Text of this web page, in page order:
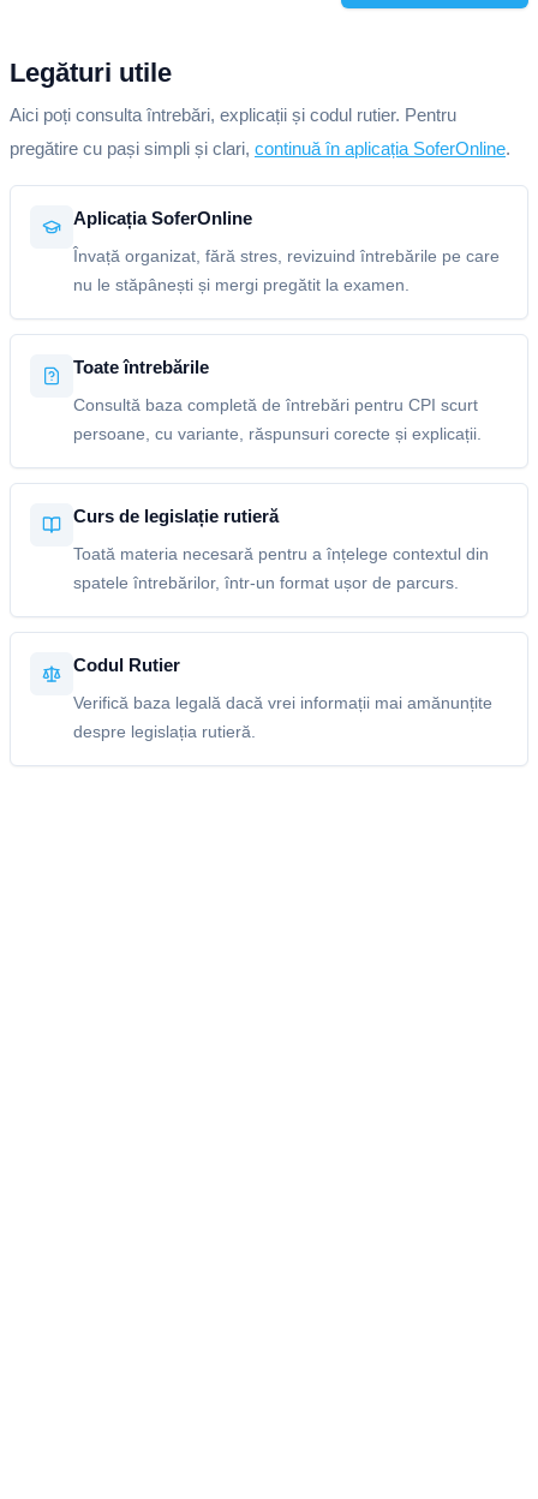
Legături utile
Aici poți consulta întrebări, explicații și codul rutier. Pentru
pregătire cu pași simpli și clari, continuă în aplicația SoferOnline.
Aplicația SoferOnline
Învață organizat, fără stres, revizuind întrebările pe care
nu le stăpânești și mergi pregătit la examen.
Toate întrebările
Consultă baza completă de întrebări pentru CPI scurt
persoane, cu variante, răspunsuri corecte și explicații.
Curs de legislație rutieră
Toată materia necesară pentru a înțelege contextul din
spatele întrebărilor, într-un format ușor de parcurs.
Codul Rutier
Verifică baza legală dacă vrei informații mai amănunțite
despre legislația rutieră.